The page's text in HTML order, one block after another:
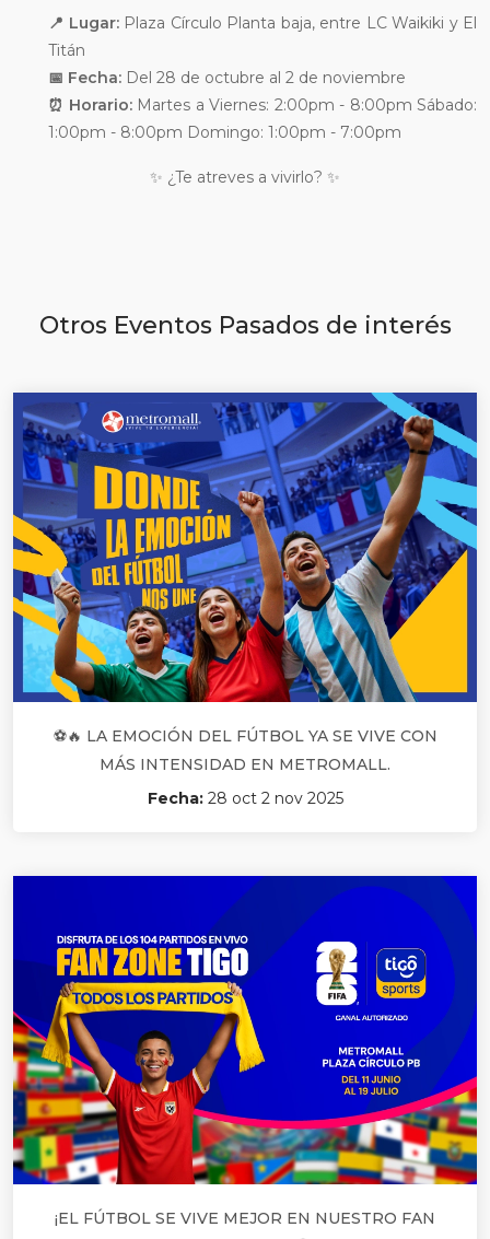
📍 Lugar:Plaza Círculo Planta baja, entre LC Waikiki y El
Titán
📅 Fecha: Del 28 de octubre al 2 de noviembre
⏰ Horario:Martes a Viernes: 2:00pm - 8:00pm Sábado:
1:00pm - 8:00pm Domingo: 1:00pm - 7:00pm
✨ ¿Te atreves a vivirlo? ✨
Otros Eventos Pasados de interés
⚽🔥 LA EMOCIÓN DEL FÚTBOL YA SE VIVE CON
MÁS INTENSIDAD EN METROMALL.
Fecha:28 oct 2 nov 2025
¡EL FÚTBOL SE VIVE MEJOR EN NUESTRO FAN